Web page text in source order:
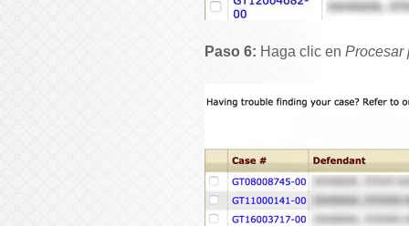
Paso 6: Haga clic en Procesar